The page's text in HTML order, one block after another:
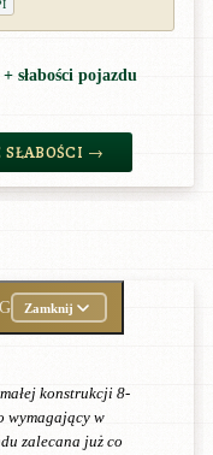
słabości pojazdu
SŁABOŚCI →
Zamknij
konstrukcji 8-
wymagający w
zalecana już co